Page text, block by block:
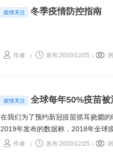
疫情关注 冬季疫情防控指南
作者: 发布:2020/12/25
疫情关注 全球每年50%疫苗
在我们为了预约新冠疫苗抓耳挠腮
2019年发布的数据称，2018年全球
们身上。
作者: 发布:2020/12/25